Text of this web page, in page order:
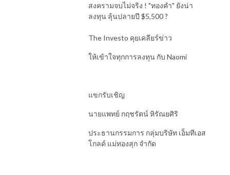
สงครามจบไม่จริง ! "ทองคำ" ยังน่า
ลงทุน ลุ้นปลายปี $5,500 ?
The Investo คุยเคลียร์ข่าว
ให้เข้าใจทุกการลงทุน กับ Naomi
แขกรับเชิญ
นายแพทย์ กฤชรัตน์ หิรัณยศิริ
ประธานกรรมการ กลุ่มบริษัท เอ็มทีเอส
โกลด์ แม่ทองสุก จำกัด